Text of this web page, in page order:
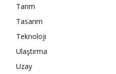
Tarım
Tasarım
Teknoloji
Ulaştırma
Uzay